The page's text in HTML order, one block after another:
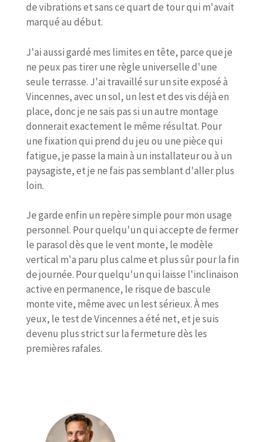
de vibrations et sans ce quart de tour qui m'avait
marqué au début.
J'ai aussi gardé mes limites en tête, parce que je
ne peux pas tirer une règle universelle d'une
seule terrasse. J'ai travaillé sur un site exposé à
Vincennes, avec un sol, un lest et des vis déjà en
place, donc je ne sais pas si un autre montage
donnerait exactement le même résultat. Pour
une fixation qui prend du jeu ou une pièce qui
fatigue, je passe la main à un installateur ou à un
paysagiste, et je ne fais pas semblant d'aller plus
loin.
Je garde enfin un repère simple pour mon usage
personnel. Pour quelqu'un qui accepte de fermer
le parasol dès que le vent monte, le modèle
vertical m'a paru plus calme et plus sûr pour la fin
de journée. Pour quelqu'un qui laisse l'inclinaison
active en permanence, le risque de bascule
monte vite, même avec un lest sérieux. À mes
yeux, le test de Vincennes a été net, et je suis
devenu plus strict sur la fermeture dès les
premières rafales.